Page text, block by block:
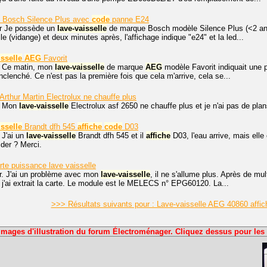
Bosch Silence Plus avec code panne E24
Je possède un lave-vaisselle de marque Bosch modèle Silence Plus (<2
(vidange) et deux minutes après, l'affichage indique "e24" et la led...
AEG Favorit
matin, mon lave-vaisselle de marque AEG modèle Favorit indiquait une
Ce n'est pas la première fois que cela m'arrive, cela se...
Martin Electrolux ne chauffe plus
lave-vaisselle Electrolux asf 2650 ne chauffe plus et je n'ai pas de
Brandt dfh 545 affiche code D03
un lave-vaisselle Brandt dfh 545 et il affiche D03, l'eau arrive, mais
? Merci.
puissance lave vaisselle
J'ai un problème avec mon lave-vaisselle, il ne s'allume plus. Après de
extrait la carte. Le module est le MELECS n° EPG60120. La...
>>> Résultats suivants pour : Lave-vaisselle AEG 40860
d'illustration du forum Électroménager. Cliquez dessus pour les